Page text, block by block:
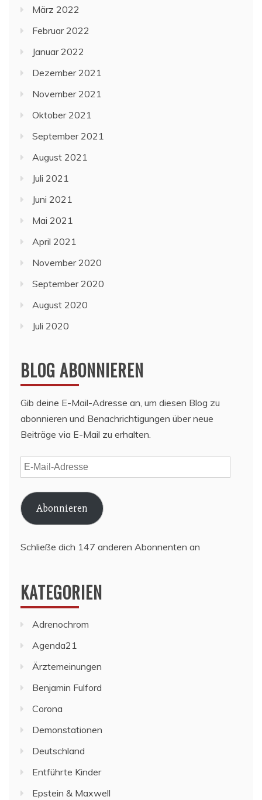
März 2022
Februar 2022
Januar 2022
Dezember 2021
November 2021
Oktober 2021
September 2021
August 2021
Juli 2021
Juni 2021
Mai 2021
April 2021
November 2020
September 2020
August 2020
Juli 2020
BLOG ABONNIEREN
Gib deine E-Mail-Adresse an, um diesen Blog zu
abonnieren und Benachrichtigungen über neue
Beiträge via E-Mail zu erhalten.
E-
Mail-
Adresse
Abonnieren
Schließe dich 147 anderen Abonnenten an
KATEGORIEN
Adrenochrom
Agenda21
Ärztemeinungen
Benjamin Fulford
Corona
Demonstationen
Deutschland
Entführte Kinder
Epstein & Maxwell